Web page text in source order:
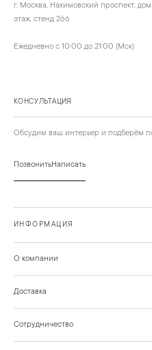
г. Москва, Нахимовский проспект,
этаж, стенд 266
Ежедневно с 10:00 до 21:00 (Мск)
КОНСУЛЬТАЦИЯ
Обсудим ваш интерьер и подберём
ПозвонитьНаписать
ИНФОРМАЦИЯ
О компании
Доставка
Сотрудничество